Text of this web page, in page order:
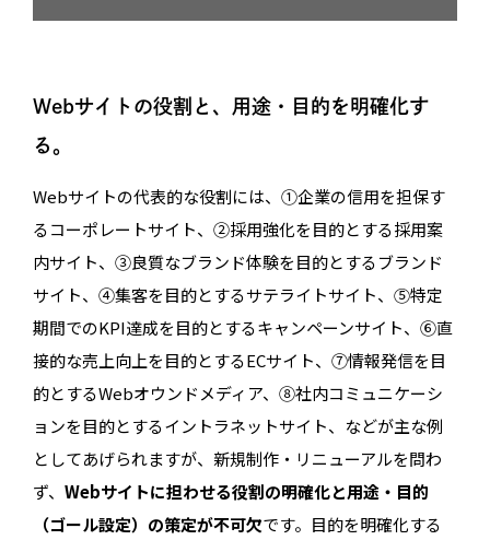
Webサイトの役割と、用途・目的を明確化す
る。
Webサイトの代表的な役割には、①企業の信用を担保す
るコーポレートサイト、②採用強化を目的とする採用案
内サイト、③良質なブランド体験を目的とするブランド
サイト、④集客を目的とするサテライトサイト、⑤特定
期間でのKPI達成を目的とするキャンペーンサイト、⑥直
接的な売上向上を目的とするECサイト、⑦情報発信を目
的とするWebオウンドメディア、⑧社内コミュニケーシ
ョンを目的とするイントラネットサイト、などが主な例
としてあげられますが、新規制作・リニューアルを問わ
ず、 Webサイトに担わせる役割の明確化と用途・目的
（ゴール設定）の策定が不可欠です。目的を明確化する